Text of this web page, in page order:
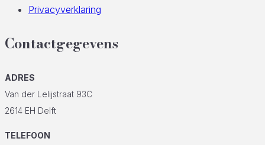
Privacyverklaring
Contactgegevens
ADRES
Van der Lelijstraat 93C
2614 EH Delft
TELEFOON